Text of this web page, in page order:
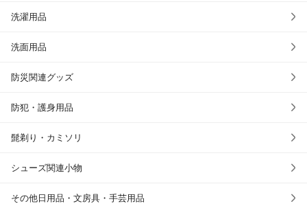
洗濯用品
洗面用品
防災関連グッズ
防犯・護身用品
髭剃り・カミソリ
シューズ関連小物
その他日用品・文房具・手芸用品